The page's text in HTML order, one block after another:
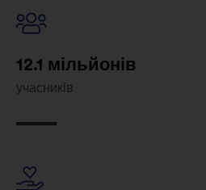
12.1 мільйонів
учасників